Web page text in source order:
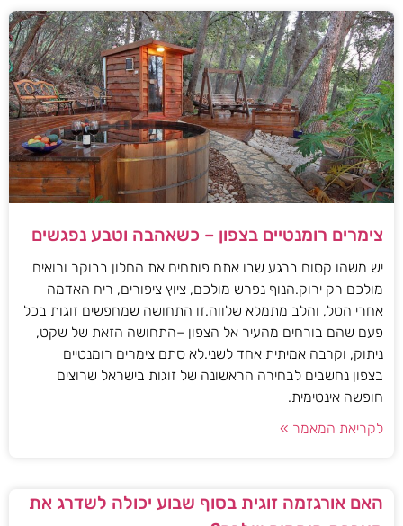
צימרים רומנטיים בצפון – כשאהבה וטבע נפגשים
יש משהו קסום ברגע שבו אתם פותחים את החלון בבוקר ורואים
מולכם רק ירוק.הנוף נפרש מולכם, ציוץ ציפורים, ריח האדמה
אחרי הטל, והלב מתמלא שלווה.זו התחושה שמחפשים זוגות בכל
פעם שהם בורחים מהעיר אל הצפון –התחושה הזאת של שקט,
ניתוק, וקרבה אמיתית אחד לשני.לא סתם צימרים רומנטיים
בצפון נחשבים לבחירה הראשונה של זוגות בישראל שרוצים
חופשה אינטימית.
לקריאת המאמר »
האם אורגזמה זוגית בסוף שבוע יכולה לשדרג את